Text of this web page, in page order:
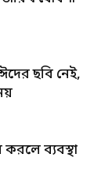
ছবি নেই,
করলে ব্যবস্থা